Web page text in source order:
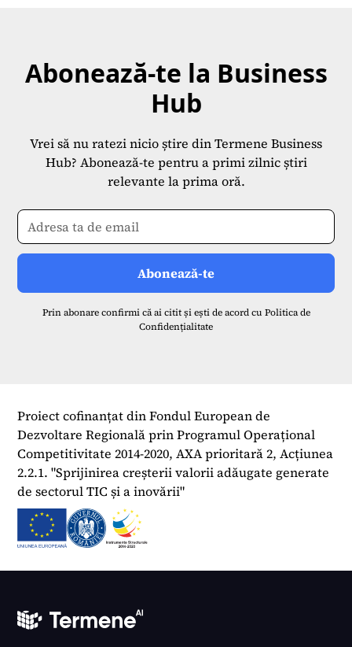
Abonează-te la Business
Hub
Vrei să nu ratezi nicio știre din Termene Business
Hub? Abonează-te pentru a primi zilnic știri
relevante la prima oră.
Prin abonare confirmi că ai citit și ești de acord cu Politica de
Confidențialitate
Proiect cofinanțat din Fondul European de
Dezvoltare Regională prin Programul Operațional
Competitivitate 2014-2020, AXA prioritară 2, Acțiunea
2.2.1. "Sprijinirea creșterii valorii adăugate generate
de sectorul TIC și a inovării"